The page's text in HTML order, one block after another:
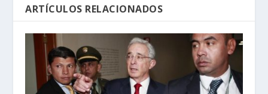
ARTÍCULOS RELACIONADOS